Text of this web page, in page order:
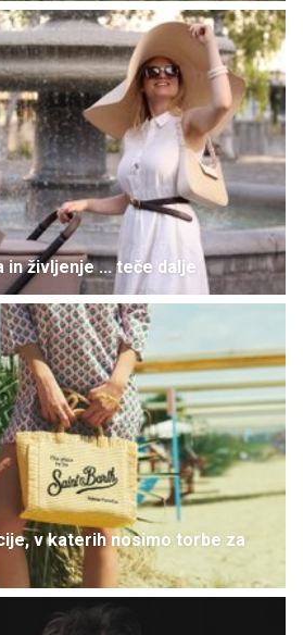
življenje ... teče dalje
v katerih nosimo torbe za